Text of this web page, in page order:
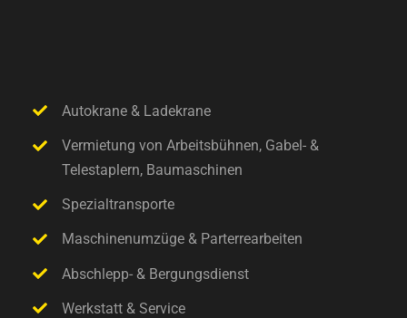
Autokrane & Ladekrane
Vermietung von Arbeitsbühnen, Gabel- &
Telestaplern, Baumaschinen
Spezialtransporte
Maschinenumzüge & Parterrearbeiten
Abschlepp- & Bergungsdienst
Werkstatt & Service